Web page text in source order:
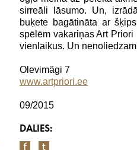
sirreāli lāsumo. Un,
buķete bagātināta ar
spēlēm vakariņas Art
vienlaikus. Un
Olevimägi 7
www.artpriori.ee
09/2015
DALIES: